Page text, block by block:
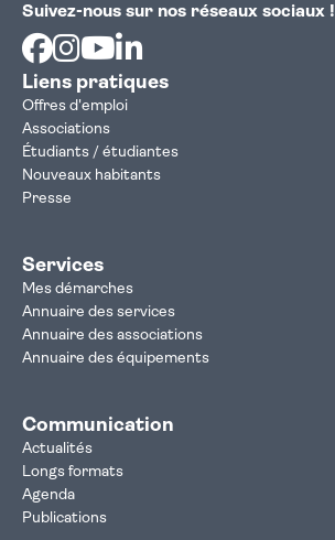
Suivez-nous sur nos réseaux sociaux !
Facebook
Instagram
Youtube
Liens pratiques
Offres d'emploi
Associations
Étudiants / étudiantes
Nouveaux habitants
Presse
Services
Mes démarches
Annuaire des services
Annuaire des associations
Annuaire des équipements
Communication
Actualités
Longs formats
Agenda
Publications